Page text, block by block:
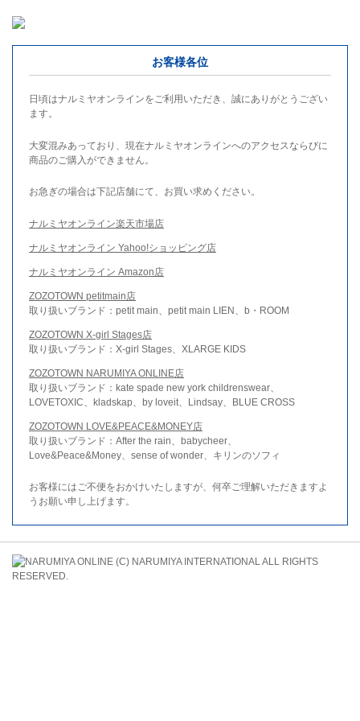
お客様各位
日頃はナルミヤオンラインをご利用いただき、誠にありがとうござい
ます。
大変混みあっており、現在ナルミヤオンラインへのアクセスならびに
商品のご購入ができません。
お急ぎの場合は下記店舗にて、お買い求めください。
ナルミヤオンライン楽天市場店
ナルミヤオンライン Yahoo!ショッピング店
ナルミヤオンライン Amazon店
ZOZOTOWN petitmain店
取り扱いブランド：petit main、petit main LIEN、b・ROOM
ZOZOTOWN X-girl Stages店
取り扱いブランド：X-girl Stages、XLARGE KIDS
ZOZOTOWN NARUMIYA ONLINE店
取り扱いブランド：kate spade new york childrenswear、
LOVETOXIC、kladskap、by loveit、Lindsay、BLUE CROSS
ZOZOTOWN LOVE&PEACE&MONEY店
取り扱いブランド：After the rain、babycheer、
Love&Peace&Money、sense of wonder、キリンのソフィ
お客様にはご不便をおかけいたしますが、何卒ご理解いただきますよ
うお願い申し上げます。